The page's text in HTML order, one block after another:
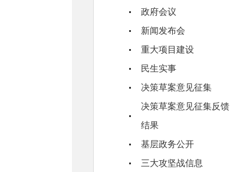
政府会议
新闻发布会
重大项目建设
民生实事
决策草案意见征集
决策草案意见征集反馈
结果
基层政务公开
三大攻坚战信息